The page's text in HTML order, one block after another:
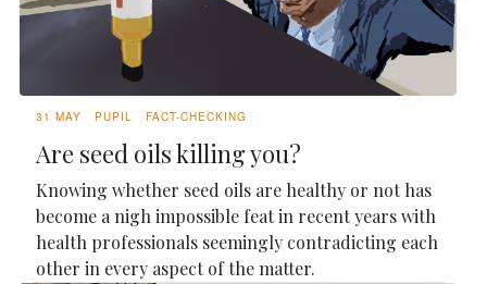
31 MAY PUPIL FACT-CHECKING
Are seed oils killing you?
Knowing whether seed oils are healthy or not has
become a nigh impossible feat in recent years with
health professionals seemingly contradicting each
other in every aspect of the matter.